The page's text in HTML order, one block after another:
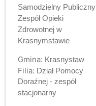
Samodzielny Publiczny
Zespół Opieki
Zdrowotnej w
Krasnymstawie
Gmina: Krasnystaw
Filia: Dział Pomocy
Doraźnej - zespół
stacjonarny